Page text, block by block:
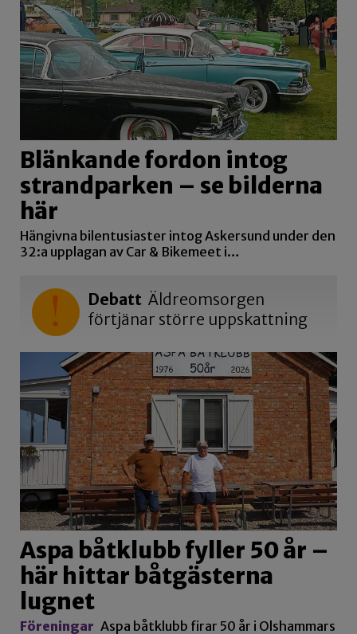
Blänkande fordon intog
strandparken – se bilderna
här
Hängivna bilentusiaster intog Askersund under den
32:a upplagan av Car & Bikemeet i…
Debatt Äldreomsorgen
förtjänar större uppskattning
Aspa båtklubb fyller 50 år –
här hittar båtgästerna
lugnet
Föreningar Aspa båtklubb firar 50 år i Olshammars